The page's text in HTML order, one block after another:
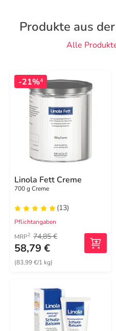
Produkte aus
Alle
-21%4
Linola Fett Creme
700 g Creme
(13)
Pflichtangaben
MRP2 74,85 €
58,79 €
(83,99 €/1 kg)